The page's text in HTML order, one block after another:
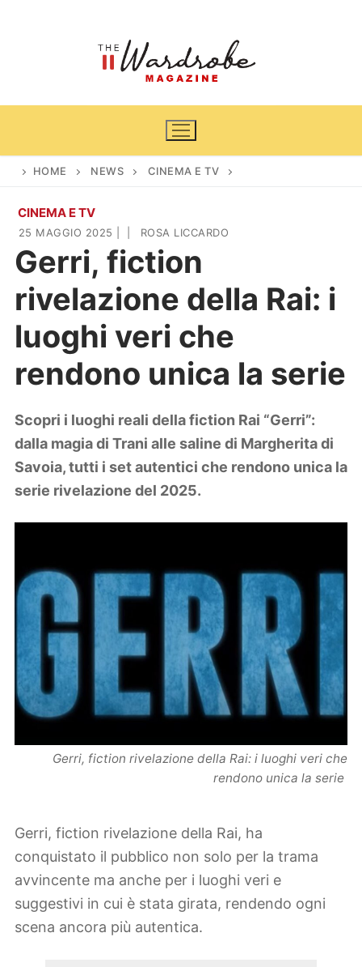
Home
News
Cinema e TV
Casa & Giardino
Arredamento
Piante e fiori
DIY
Lifestyle
Viaggi
Zodiaco
HOME NEWS CINEMA E TV
CINEMA E TV
25 MAGGIO 2025 ROSA LICCARDO
Gerri, fiction
rivelazione della Rai: i
luoghi veri che
rendono unica la serie
Scopri i luoghi reali della fiction Rai “Gerri”:
dalla magia di Trani alle saline di Margherita di
Savoia, tutti i set autentici che rendono unica la
serie rivelazione del 2025.
Gerri, fiction rivelazione della Rai: i luoghi veri che
rendono unica la serie
Gerri, fiction rivelazione della Rai, ha
conquistato il pubblico non solo per la trama
avvincente ma anche per i luoghi veri e
suggestivi in cui è stata girata, rendendo ogni
scena ancora più autentica.